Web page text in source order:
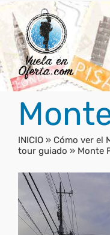
Saltar
contenido
INICIO » Cómo ver el
tour guiado » Monte